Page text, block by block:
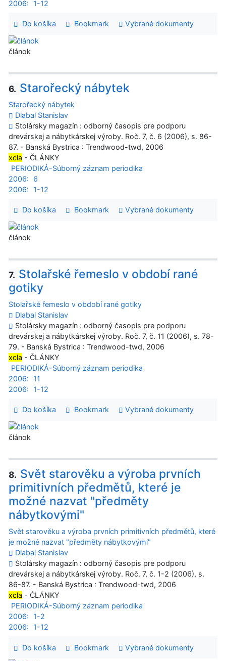
2006: 1-12
Do košíka Bookmark Vybrané dokumenty
článok
6. Starořecký nábytek
Starořecký nábytek
Dlabal Stanislav
Stolársky magazín : odborný časopis pre podporu
drevárskej a nábytkárskej výroby. Roč. 7, č. 6 (2006), s. 86-
87. - Banská Bystrica : Trendwood-twd, 2006
xcla - ČLÁNKY
PERIODIKÁ-Súborný záznam periodika
2006:
6
2006:
1-12
Do košíka Bookmark Vybrané dokumenty
článok
7. Stolařské řemeslo v období rané
gotiky
Stolařské řemeslo v období rané gotiky
Dlabal Stanislav
Stolársky magazín : odborný časopis pre podporu
drevárskej a nábytkárskej výroby. Roč. 7, č. 11 (2006), s. 78-
79. - Banská Bystrica : Trendwood-twd, 2006
xcla - ČLÁNKY
PERIODIKÁ-Súborný záznam periodika
2006:
11
2006:
1-12
Do košíka Bookmark Vybrané dokumenty
článok
8. Svět starověku a výroba prvních
primitivních předmětů, které je
možné nazvat "předměty
nábytkovými"
Svět starověku a výroba prvních primitivních předmětů, které
je možné nazvat "předměty nábytkovými"
Dlabal Stanislav
Stolársky magazín : odborný časopis pre podporu
drevárskej a nábytkárskej výroby. Roč. 7, č. 1-2 (2006), s.
86-87. - Banská Bystrica : Trendwood-twd, 2006
xcla - ČLÁNKY
PERIODIKÁ-Súborný záznam periodika
2006:
1-2
2006:
1-12
Do košíka Bookmark Vybrané dokumenty